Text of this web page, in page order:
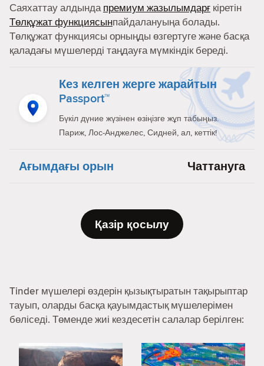
Саяхаттау алдындапремиум жазылымдарғ кіретін
Төлқұжат функциясынпайдалануыңа болады.
Төлқұжат функциясы орныңды өзгертуге және басқа
қаладағы мүшелерді таңдауға мүмкіндік береді.
Кез келген жерге жарайтын
Passport™
Бүкіл дүние жүзінен өзіңізге жұп табыңыз.
Париж, Лос-Анджелес, Сидней, ал, кеттік!
Ағымдағы орын Чаттануга
Қазір қосылу
Tinder мүшелері өздерін қызықтыратын тақырыптар
тауып, оларды басқа қауымдастық мүшелерімен
бөліседі. Төменде жиі кездесетін салалар берілген: